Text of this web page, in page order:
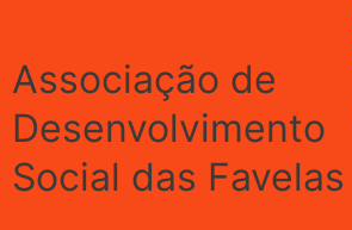
Associação de
Desenvolvimento
Social das Favelas